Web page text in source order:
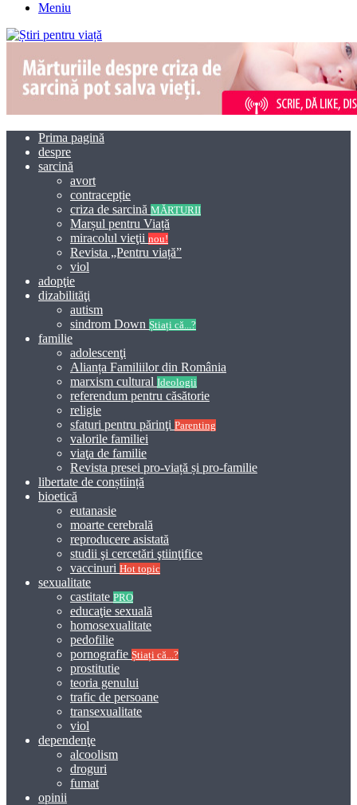
Meniu
Prima pagină
despre
sarcină
avort
contracepție
criza de sarcină MĂRTURII
Marșul pentru Viață
miracolul vieţii nou!
Revista „Pentru viață”
viol
adopţie
dizabilităţi
autism
sindrom Down Știați că...?
familie
adolescenţi
Alianța Familiilor din România
marxism cultural Ideologii
referendum pentru căsătorie
religie
sfaturi pentru părinţi Parenting
valorile familiei
viaţa de familie
Revista presei pro-viață și pro-familie
libertate de conștiință
bioetică
eutanasie
moarte cerebrală
reproducere asistată
studii şi cercetări ştiinţifice
vaccinuri Hot topic
sexualitate
castitate PRO
educaţie sexuală
homosexualitate
pedofilie
pornografie Știați că...?
prostitutie
teoria genului
trafic de persoane
transexualitate
viol
dependenţe
alcoolism
droguri
fumat
opinii